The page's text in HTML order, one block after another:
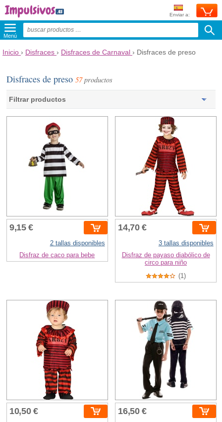
Enviar a:
Menú
Inicio › Disfraces › Disfraces de Carnaval › Disfraces de preso
Disfraces de preso57productos
Filtrar productos
9,15 €
2 tallas disponibles
Disfraz de caco para bebe
14,70 €
3 tallas disponibles
Disfraz de payaso diabólico de
circo para niño
(1)
10,50 € 16,50 €